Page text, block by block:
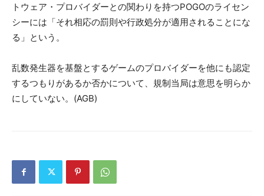
トウェア・プロバイダーとの関わりを持つPOGOのライセン
シーには「それ相応の罰則や行政処分が適用されることにな
る」という。
乱数発生器を基盤とするゲームのプロバイダーを他にも認定
するつもりがあるか否かについて、規制当局は意思を明らか
にしていない。(AGB)